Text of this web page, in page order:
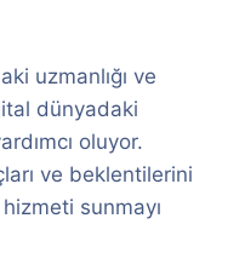
uzmanlığı ve
dünyadaki
oluyor.
ve beklentilerini
sunmayı